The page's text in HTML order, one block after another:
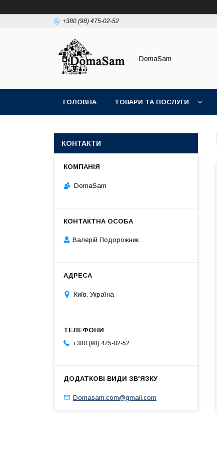
+380 (98) 475-02-52
DomaSam
ГОЛОВНА ТОВАРИ ТА ПОСЛУГИ
КОНТАКТИ
DomaSam
Валерій Подорожник
Київ, Україна
+380 (98) 475-02-52
Domasam.com@gmail.com